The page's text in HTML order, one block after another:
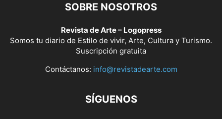
SOBRE NOSOTROS
Revista de Arte – Logopress
Somos tu diario de Estilo de vivir, Arte, Cultura y Turismo.
Suscripción gratuita
Contáctanos: info@revistadearte.com
SÍGUENOS